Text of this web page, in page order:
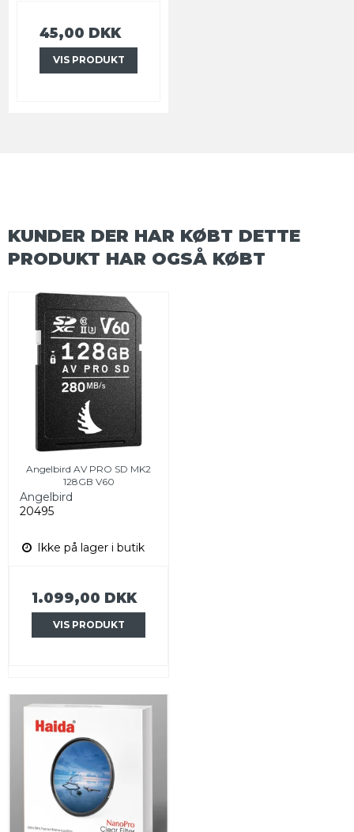
45,00 DKK
VIS PRODUKT
KUNDER DER HAR KØBT DETTE
PRODUKT HAR OGSÅ KØBT
Angelbird AV PRO SD MK2
128GB V60
Angelbird
20495
Ikke på lager i butik
1.099,00 DKK
VIS PRODUKT